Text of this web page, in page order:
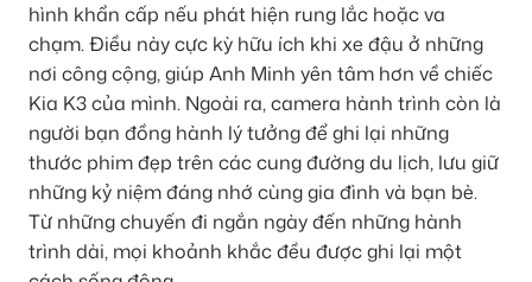
hình khẩn cấp nếu phát hiện rung lắc hoặc va
chạm. Điều này cực kỳ hữu ích khi xe đậu ở những
nơi công cộng, giúp Anh Minh yên tâm hơn về chiếc
Kia K3 của mình. Ngoài ra, camera hành trình còn là
người bạn đồng hành lý tưởng để ghi lại những
thước phim đẹp trên các cung đường du lịch, lưu giữ
những kỷ niệm đáng nhớ cùng gia đình và bạn bè.
Từ những chuyến đi ngắn ngày đến những hành
trình dài, mọi khoảnh khắc đều được ghi lại một